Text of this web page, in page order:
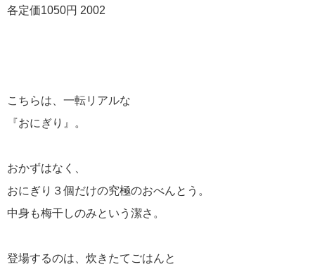
各定価1050円 2002
こちらは、一転リアルな
『おにぎり』。
おかずはなく、
おにぎり３個だけの究極のおべんとう。
中身も梅干しのみという潔さ。
登場するのは、炊きたてごはんと